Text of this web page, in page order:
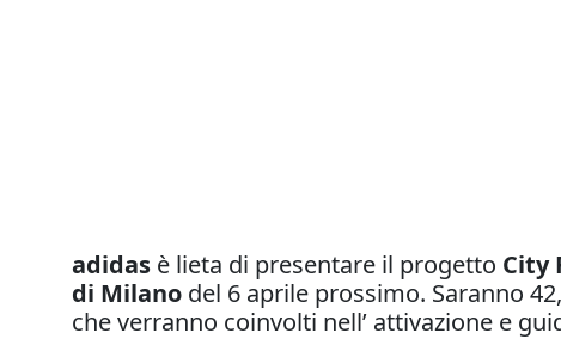
adidas è lieta di presentare il progetto City
di Milano del 6 aprile prossimo. Saranno
che verranno coinvolti nell’ attivazione e